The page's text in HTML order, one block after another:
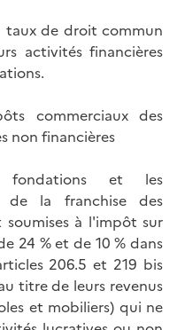
taux de droit commun
activités financières
commerciaux des
non financières
fondations et les
de la franchise des
à l'impôt sur
24 % et de 10 % dans
206.5 et 219 bis
titre de leurs revenus
et mobiliers) qui ne